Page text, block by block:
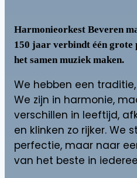
Harmonieorkest Beveren
150 jaar verbindt één grote
het samen muziek maken.
We hebben een
We zijn in harmonie,
verschillen in leeftijd,
en klinken zo rijker. We
perfectie, maar naar
van het beste in